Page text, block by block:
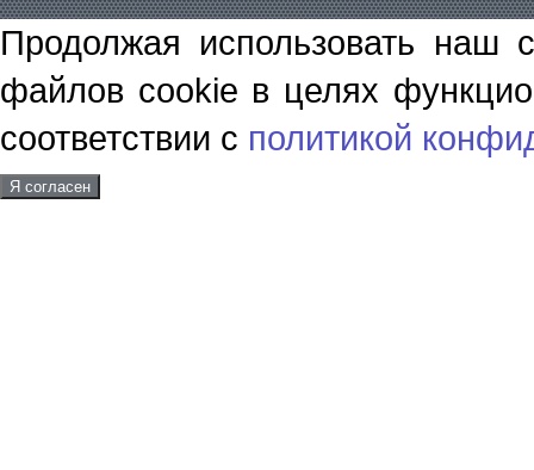
Продолжая использовать наш
файлов cookie в целях
соответствии с политикой
Я согласен